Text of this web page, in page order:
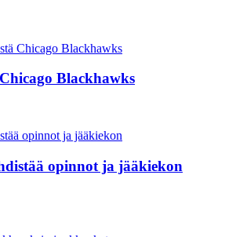
Blackhawks
opinnot ja jääkiekon